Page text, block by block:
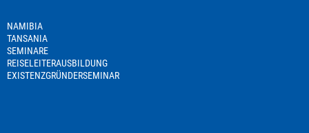
NAMIBIA
TANSANIA
SEMINARE
REISELEITERAUSBILDUNG
EXISTENZGRÜNDERSEMINAR